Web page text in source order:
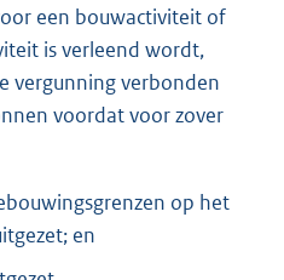
een bouwactiviteit of
is verleend wordt,
vergunning verbonden
voordat voor zover
op het
en